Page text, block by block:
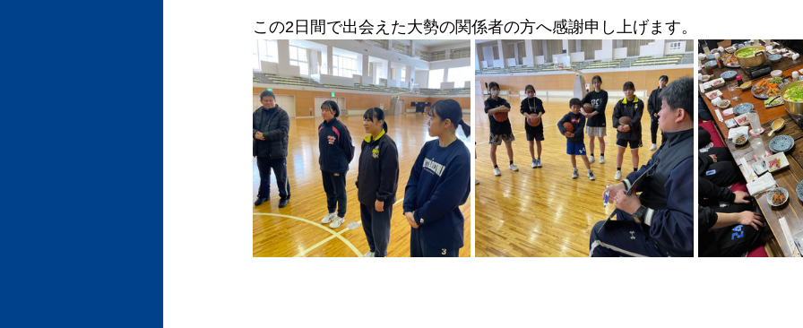
この2日間で出会えた大勢の関係者の方へ感謝申し上げます。